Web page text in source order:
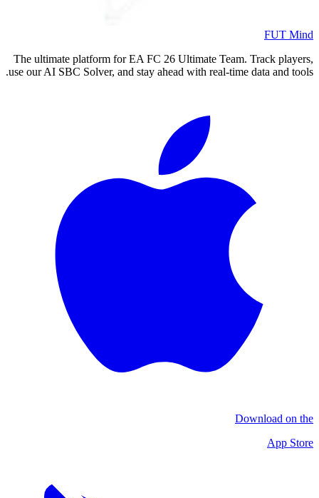
FUT Mind
The ultimate platform for EA FC 26 Ultimate Team. Track players,
use our AI SBC Solver, and stay ahead with real-time data and tools.
Download on the
App Store